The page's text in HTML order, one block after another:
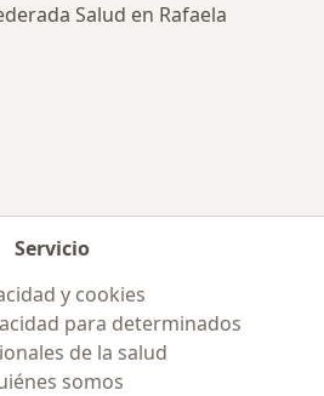
Salud en Rafaela
Servicio
y cookies
para determinados
de la salud
somos